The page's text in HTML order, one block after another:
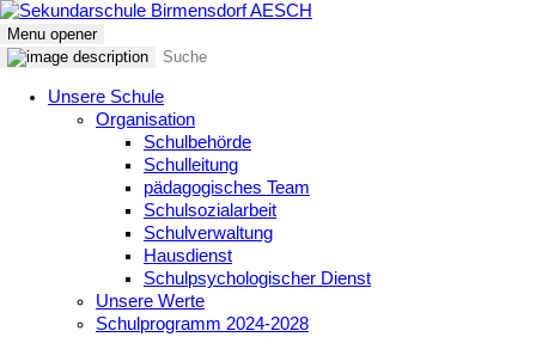
Menu opener
Unsere Schule
Organisation
Schulbehörde
Schulleitung
pädagogisches Team
Schulsozialarbeit
Schulverwaltung
Hausdienst
Schulpsychologischer Dienst
Unsere Werte
Schulprogramm 2024-2028